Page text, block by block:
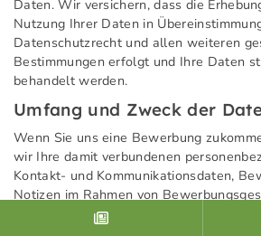
Daten. Wir versichern, dass die
Nutzung Ihrer Daten in
Datenschutzrecht und allen weiteren
Bestimmungen erfolgt und Ihre Daten
behandelt werden.
Umfang und Zweck der
Wenn Sie uns eine Bewerbung
wir Ihre damit verbundenen
Kontakt- und Kommunikationsdaten,
Notizen im Rahmen von
dies zur Entscheidung über die